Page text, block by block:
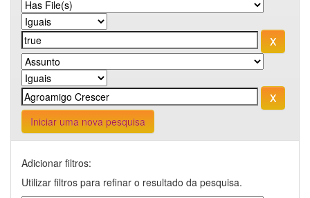
Iniciar uma nova pesquisa
Adicionar filtros:
Utilizar filtros para refinar o resultado da pesquisa.